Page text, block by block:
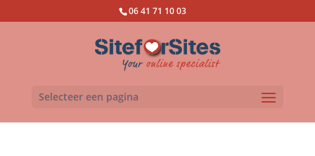
06 41 71 10 03
Selecteer een pagina